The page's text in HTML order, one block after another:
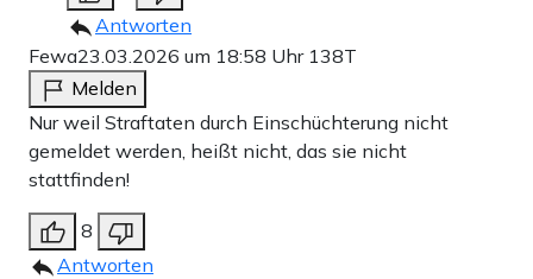
Antworten
Fewa23.03.2026 um 18:58 Uhr 138T
Melden
Nur weil Straftaten durch Einschüchterung nicht
gemeldet werden, heißt nicht, das sie nicht
stattfinden!
8
Antworten